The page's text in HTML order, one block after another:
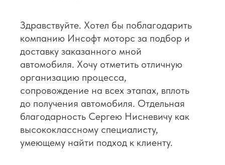
Здравствуйте. Хотел бы поблагодарить
компанию Инсофт моторс за подбор и
доставку заказанного мной
автомобиля. Хочу отметить отличную
организацию процесса,
сопровождение на всех этапах, вплоть
до получения автомобиля. Отдельная
благодарность Сергею Нисневичу как
высококлассному специалисту,
умеющему найти подход к клиенту.